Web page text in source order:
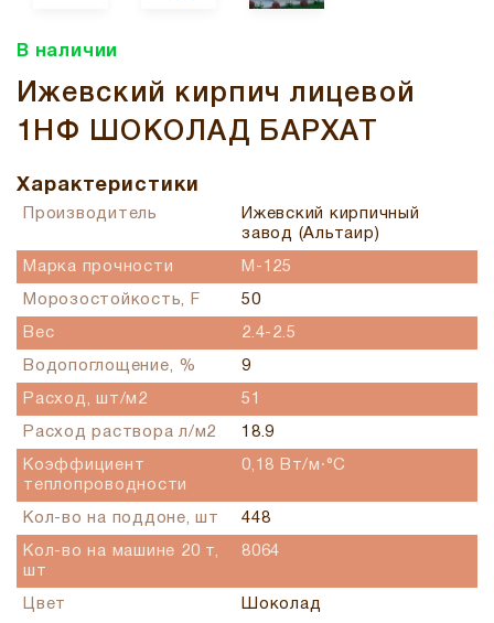
В наличии
Ижевский кирпич лицевой
1НФ ШОКОЛАД БАРХАТ
Характеристики
Производитель
Ижевский кирпичный
завод (Альтаир)
Марка прочности M-125
Морозостойкость, F 50
Вес 2.4-2.5
Водопоглощение, % 9
Расход, шт/м2 51
Расход раствора л/м2 18.9
Коэффициент
теплопроводности
0,18 Вт/м∙°С
Кол-во на поддоне, шт 448
Кол-во на машине 20 т,
шт
8064
Цвет Шоколад